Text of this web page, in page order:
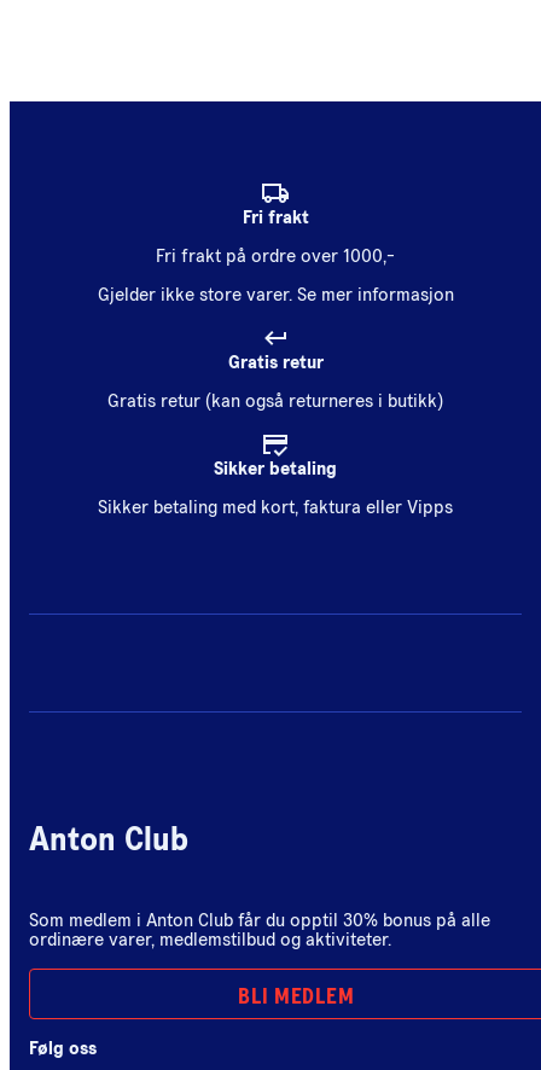
Fri frakt
Fri frakt på ordre over 1000,-
Gjelder ikke store varer. Se mer informasjon
Gratis retur
Gratis retur (kan også returneres i butikk)
Sikker betaling
Sikker betaling med kort, faktura eller Vipps
Anton Club
Som medlem i Anton Club får du opptil 30% bonus på alle
ordinære varer, medlemstilbud og aktiviteter.
BLI MEDLEM
Følg oss